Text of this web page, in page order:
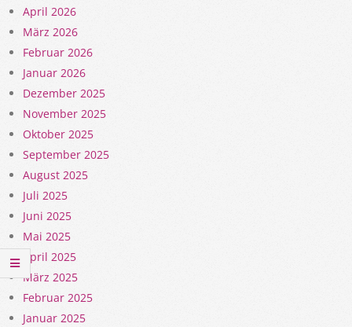
April 2026
März 2026
Februar 2026
Januar 2026
Dezember 2025
November 2025
Oktober 2025
September 2025
August 2025
Juli 2025
Juni 2025
Mai 2025
April 2025
März 2025
Februar 2025
Januar 2025